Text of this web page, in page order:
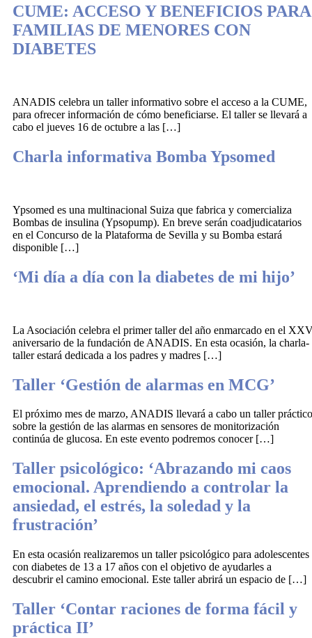
CUME: ACCESO Y BENEFICIOS PARA
FAMILIAS DE MENORES CON
DIABETES
ANADIS celebra un taller informativo sobre el acceso a la CUME,
para ofrecer información de cómo beneficiarse. El taller se llevará a
cabo el jueves 16 de octubre a las […]
Charla informativa Bomba Ypsomed
Ypsomed es una multinacional Suiza que fabrica y comercializa
Bombas de insulina (Ypsopump). En breve serán coadjudicatarios
en el Concurso de la Plataforma de Sevilla y su Bomba estará
disponible […]
‘Mi día a día con la diabetes de mi hijo’
La Asociación celebra el primer taller del año enmarcado en el
aniversario de la fundación de ANADIS. En esta ocasión, la charla-
taller estará dedicada a los padres y madres […]
Taller ‘Gestión de alarmas en MCG’
El próximo mes de marzo, ANADIS llevará a cabo un taller práctico
sobre la gestión de las alarmas en sensores de monitorización
continúa de glucosa. En este evento podremos conocer […]
Taller psicológico: ‘Abrazando mi caos
emocional. Aprendiendo a controlar la
ansiedad, el estrés, la soledad y la
frustración’
En esta ocasión realizaremos un taller psicológico para adolescentes
con diabetes de 13 a 17 años con el objetivo de ayudarles a
descubrir el camino emocional. Este taller abrirá un espacio de […]
Taller ‘Contar raciones de forma fácil y
práctica II’